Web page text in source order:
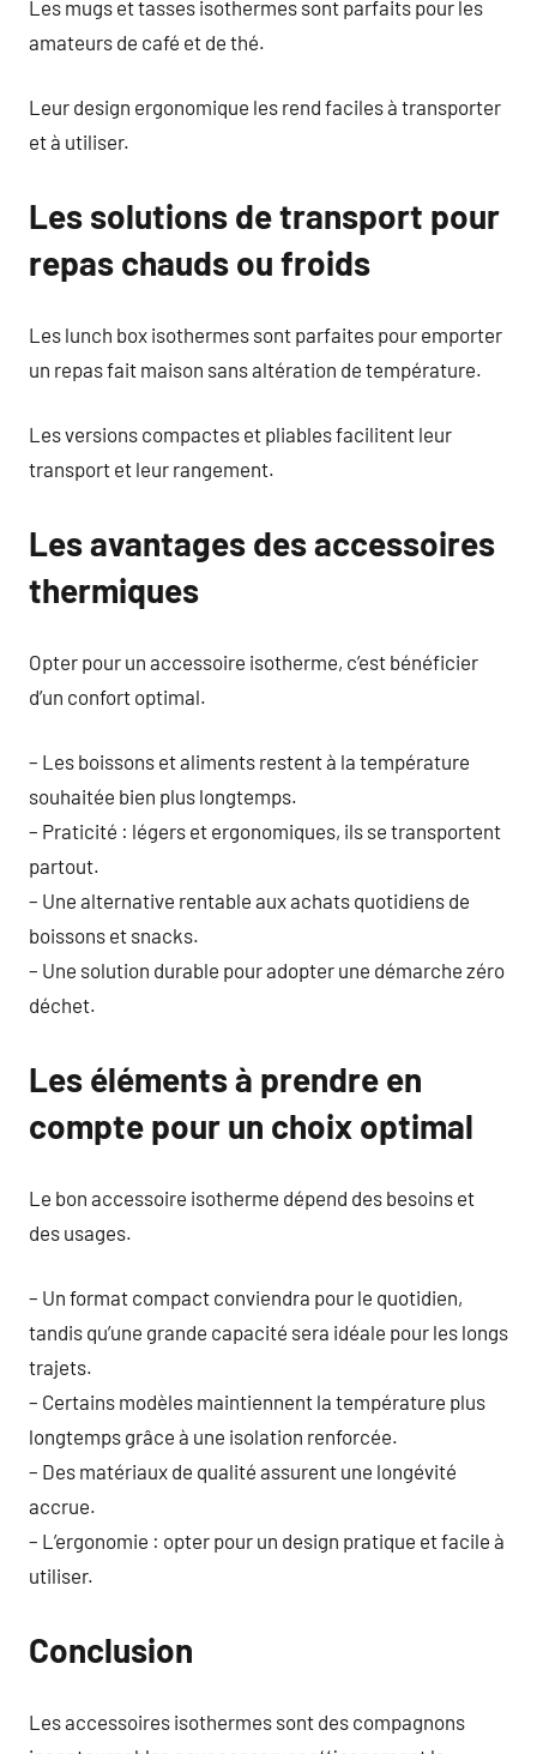
Les mugs et tasses isothermes sont parfaits pour les
amateurs de café et de thé.
Leur design ergonomique les rend faciles à transporter
et à utiliser.
Les solutions de transport pour
repas chauds ou froids
Les lunch box isothermes sont parfaites pour emporter
un repas fait maison sans altération de température.
Les versions compactes et pliables facilitent leur
transport et leur rangement.
Les avantages des accessoires
thermiques
Opter pour un accessoire isotherme, c’est bénéficier
d’un confort optimal.
– Les boissons et aliments restent à la température
souhaitée bien plus longtemps.
– Praticité : légers et ergonomiques, ils se transportent
partout.
– Une alternative rentable aux achats quotidiens de
boissons et snacks.
– Une solution durable pour adopter une démarche zéro
déchet.
Les éléments à prendre en
compte pour un choix optimal
Le bon accessoire isotherme dépend des besoins et
des usages.
– Un format compact conviendra pour le quotidien,
tandis qu’une grande capacité sera idéale pour les longs
trajets.
– Certains modèles maintiennent la température plus
longtemps grâce à une isolation renforcée.
– Des matériaux de qualité assurent une longévité
accrue.
– L’ergonomie : opter pour un design pratique et facile à
utiliser.
Conclusion
Les accessoires isothermes sont des compagnons